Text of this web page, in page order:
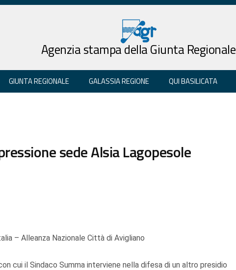
Agenzia stampa della Giunta Regionale
GIUNTA REGIONALE GALASSIA REGIONE QUI BASILICATA
sede Alsia Lagopesole
– Alleanza Nazionale Città di Avigliano
cui il Sindaco Summa interviene nella difesa di un altro presidio